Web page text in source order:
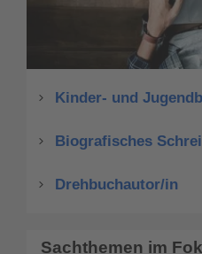
Kinder- und
Biografisches
Drehbuchautor/in
Sachthemen im